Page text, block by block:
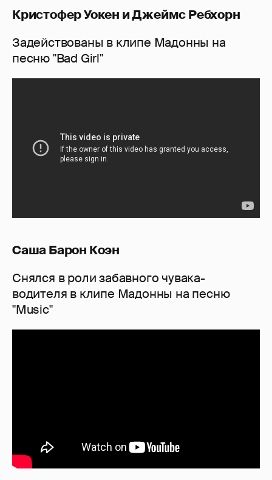
Кристофер Уокен и Джеймс Ребхорн
Задействованы в клипе Мадонны на
песню "Bad Girl"
Саша Барон Коэн
Снялся в роли забавного чувака-
водителя в клипе Мадонны на песню
"Music"